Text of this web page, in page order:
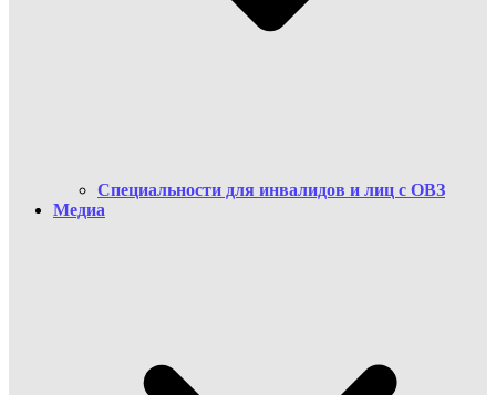
Cпециальности для инвалидов и лиц с ОВЗ
Медиа